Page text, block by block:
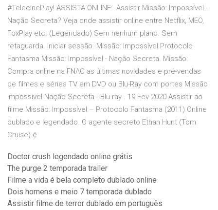
#TelecinePlay! ASSISTA ONLINE: Assistir Missão: Impossível -
Nação Secreta? Veja onde assistir online entre Netflix, MEO,
FoxPlay etc. (Legendado) Sem nenhum plano. Sem
retaguarda. Iniciar sessão. Missão: Impossível Protocolo
Fantasma Missão: Impossível - Nação Secreta. Missão:
Compra online na FNAC as últimas novidades e pré-vendas
de filmes e séries TV em DVD ou Blu-Ray com portes Missão
Impossível Nação Secreta - Blu-ray . 19 Fev 2020 Assistir ao
filme Missão: Impossível – Protocolo Fantasma (2011) Online
dublado e legendado. O agente secreto Ethan Hunt (Tom
Cruise) é
Doctor crush legendado online grátis
The purge 2 temporada trailer
Filme a vida é bela completo dublado online
Dois homens e meio 7 temporada dublado
Assistir filme de terror dublado em português